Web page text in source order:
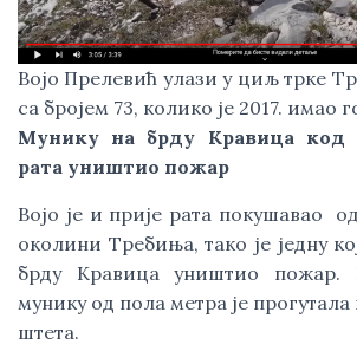
Војо Прелевић улази у циљ трке
са бројем 73, колико је 2017. имао
Мунику на брду Кравица код
рата уништио пожар
Војо је и прије рата покушавао
околини Требиња, тако је једну
брду Кравица уништио пожар.
мунику од пола метра је прогутала
штета.